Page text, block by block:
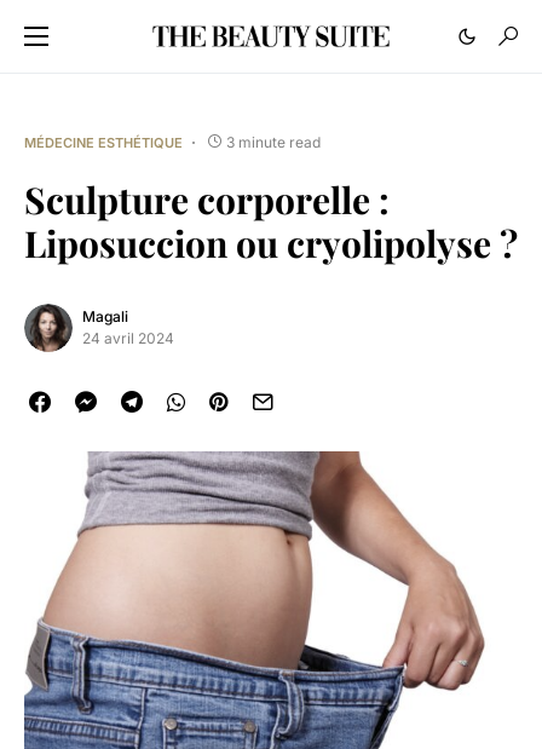
MÉDECINE ESTHÉTIQUE 3 minute read
Sculpture corporelle :
Liposuccion ou cryolipolyse ?
Magali
24 avril 2024